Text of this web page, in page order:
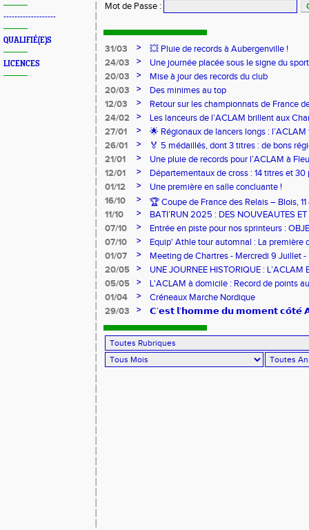
-------------------
QUALIFIÉ(E)S
LICENCES
Mot de Passe :
31/03 >
💥 Pluie de records à Aubergenville !
24/03
>
Une journée placée sous le signe du
20/03
>
Mise à jour des records du club
20/03
>
Des minimes au top
12/03
>
Retour sur les championnats de France
24/02
>
Les lanceurs de l’ACLAM brillent aux
Lancers Longs à Nice
27/01 >
🌟 Régionaux de lancers longs :
sur-Loire
26/01 >
🏅 5 médaillés, dont 3 titres : de bons
pour l’Aclam !
21/01 >
Une pluie de records pour l’ACLAM à
12/01
>
Départementaux de cross : 14 titres et 30
01/12
>
Une première en salle concluante !
16/10
>
🏆 Coupe de France des Relais – Blois,
11/10
>
BATI’RUN 2025 : DES NOUVEAUTES
07/10
>
Entrée en piste pour nos sprinteurs :
FRANCE !
07/10 >
Equip' Athle tour automnal : La première
jeunes !
01/07 >
Meeting de Chartres - Mercredi 9 Juillet
20/05
>
UNE JOURNEE HISTORIQUE : L’ACLAM
05/05
>
L'ACLAM à domicile : Record de points
01/04
>
Créneaux Marche Nordique
29/03
> 𝗖’𝗲𝘀𝘁 𝗹’𝗵𝗼𝗺𝗺𝗲 𝗱𝘂 𝗺𝗼𝗺𝗲𝗻𝘁 𝗰𝗼̂𝘁𝗲́